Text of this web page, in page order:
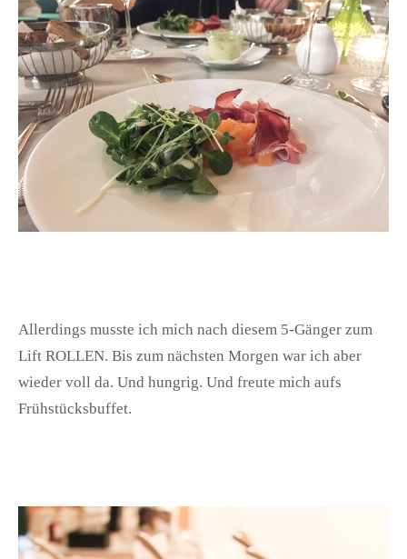
Allerdings musste ich mich nach diesem 5-Gänger zum
Lift ROLLEN. Bis zum nächsten Morgen war ich aber
wieder voll da. Und hungrig. Und freute mich aufs
Frühstücksbuffet.